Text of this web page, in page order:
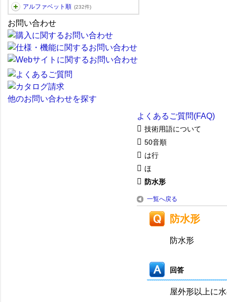
アルファベット順 (232件)
お問い合わせ
他のお問い合わせを探す
よくあるご質問(FAQ)
技術用語について
50音順
は行
ほ
防水形
一覧へ戻る
防水形
防水形
回答
屋外形以上に